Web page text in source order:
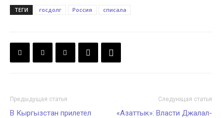
ТЕГИ госдолг Россия списала
Предыдущая статья
В Кыргызстан прилетел
Следующая статья
«Азаттык»: Власти Джалал-